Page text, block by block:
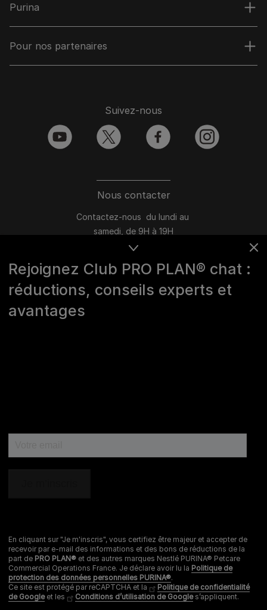
Rejoignez Club PRO PLAN® chat :
réductions, conseils experts et
avantages
En cliquant sur "Je m'inscris", vous certifiez être majeur et accepter de
recevoir par e-mail des informations et des bons de réductions de la
part de PRO PLAN® et des autres marques Nestlé PURINA® Petcare
Commercial Operations France. Je déclare avoir lu la Politique de
protection des données personnelles PURINA®.
Ce site est protégé par reCAPTCHA et la
Politique de confidentialité
de Googleet les Conditions d’utilisation de Googles’appliquent.
Purina
Pour nos partenaires
Nous contacter
Contactez-nous du lundi au
samedi, de 9H à 19H
du lundi au vendredi, de 10H à 16H
> Nous écrire
Suivez-nous
youtube twitter facebook instagram
Sitemap